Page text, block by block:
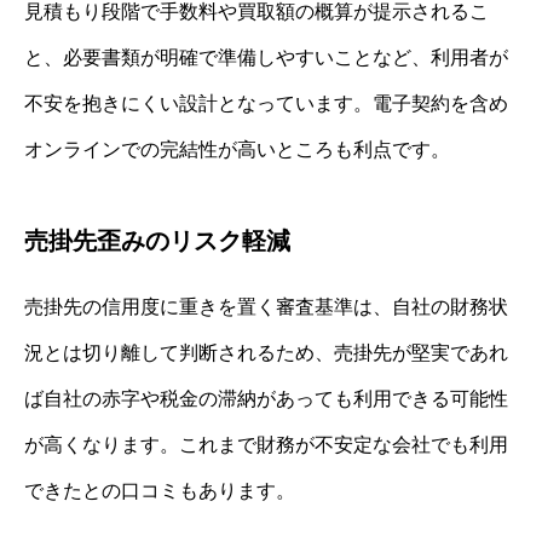
見積もり段階で手数料や買取額の概算が提示されるこ
と、必要書類が明確で準備しやすいことなど、利用者が
不安を抱きにくい設計となっています。電子契約を含め
オンラインでの完結性が高いところも利点です。
売掛先歪みのリスク軽減
売掛先の信用度に重きを置く審査基準は、自社の財務状
況とは切り離して判断されるため、売掛先が堅実であれ
ば自社の赤字や税金の滞納があっても利用できる可能性
が高くなります。これまで財務が不安定な会社でも利用
できたとの口コミもあります。